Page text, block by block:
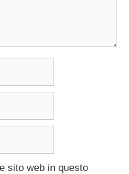
sito web in questo